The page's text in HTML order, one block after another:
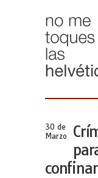
30 de
Marzo